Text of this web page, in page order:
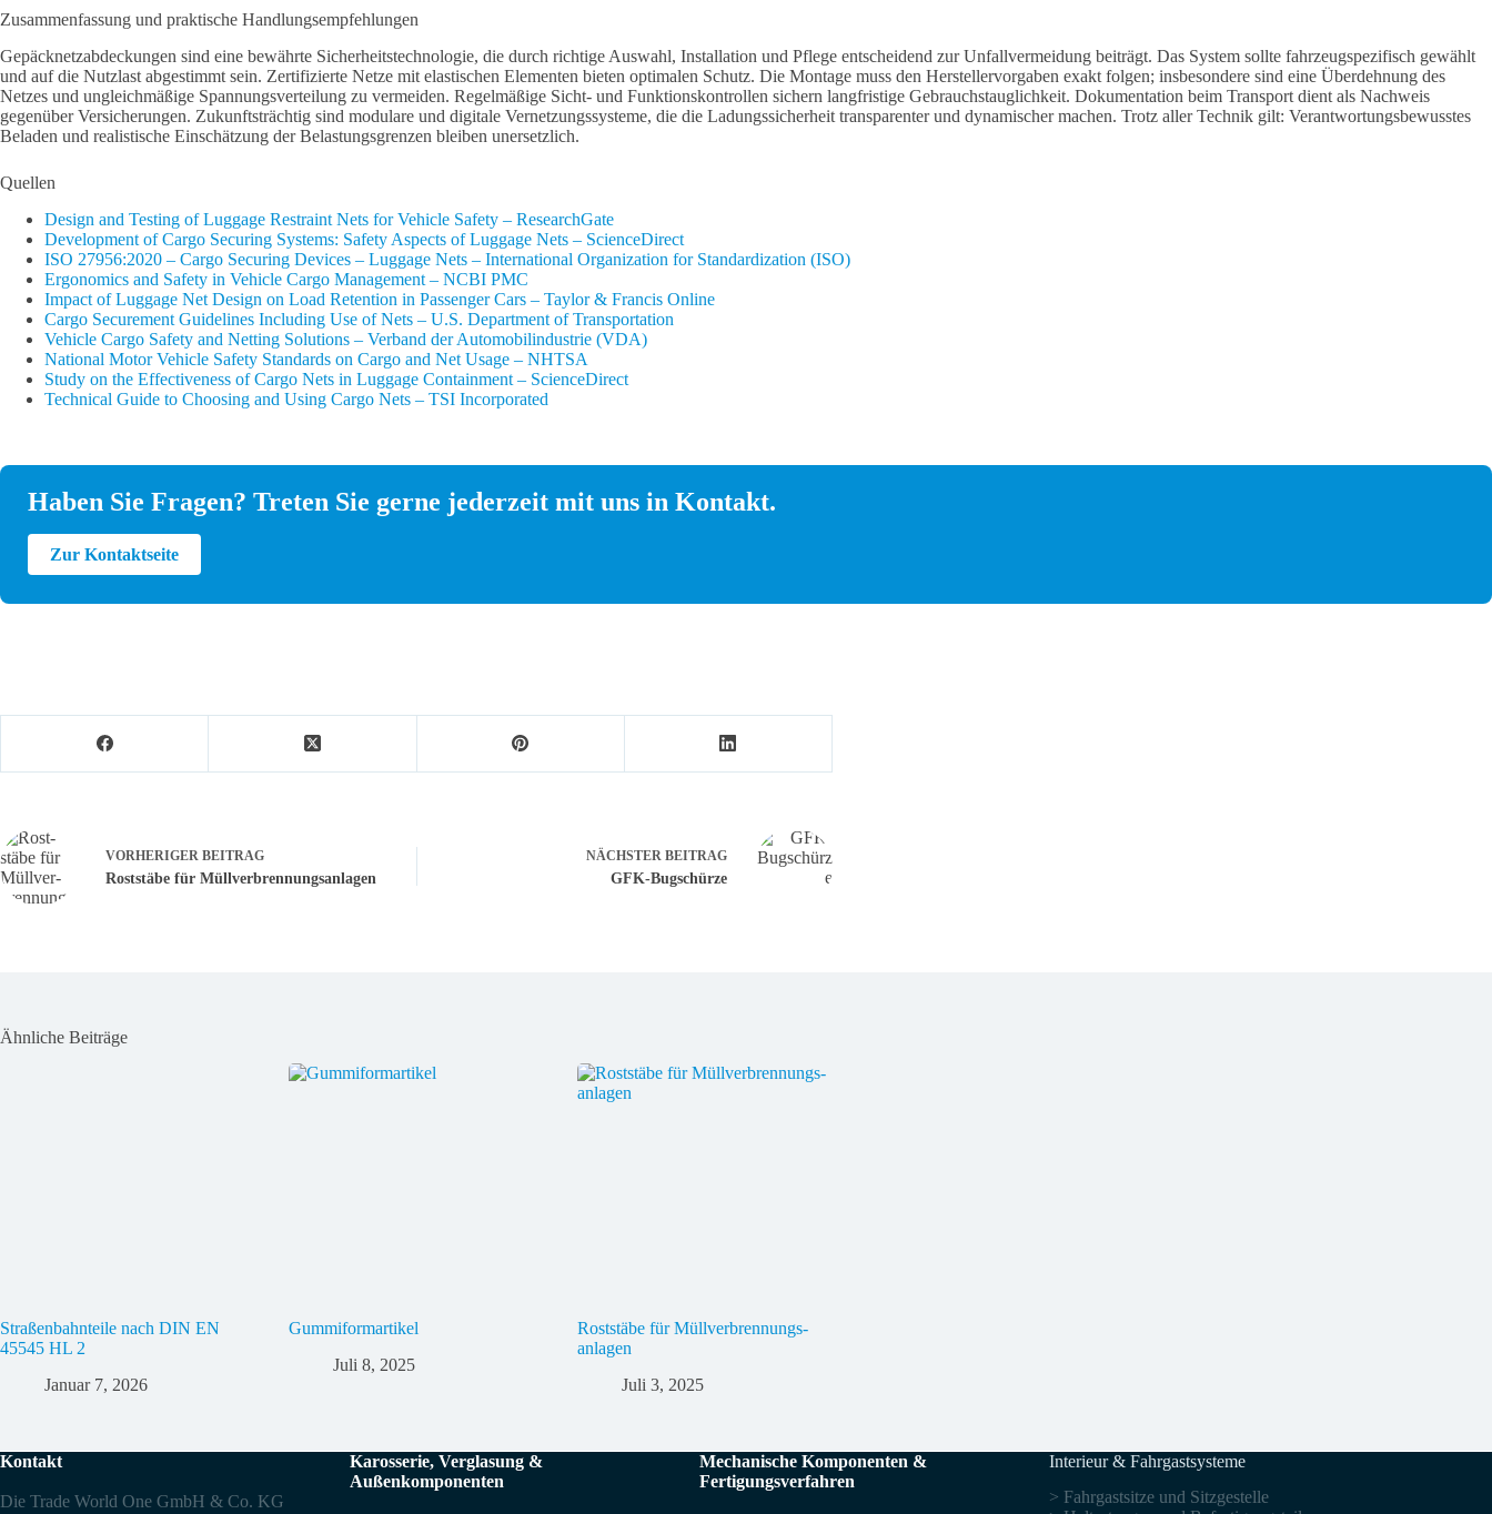
Zusammenfassung und praktische Handlungsempfehlungen
Gepäcknetzabdeckungen sind eine bewährte Sicherheitstechnologie, die durch richtige Auswahl, Installation und Pflege entscheidend zur Unfallvermeidung beiträgt. Das System sollte fahrzeugspezifisch gewählt
und auf die Nutzlast abgestimmt sein. Zertifizierte Netze mit elastischen Elementen bieten optimalen Schutz. Die Montage muss den Herstellervorgaben exakt folgen; insbesondere sind eine Überdehnung des
Netzes und ungleichmäßige Spannungsverteilung zu vermeiden. Regelmäßige Sicht- und Funktionskontrollen sichern langfristige Gebrauchstauglichkeit. Dokumentation beim Transport dient als Nachweis
gegenüber Versicherungen. Zukunftsträchtig sind modulare und digitale Vernetzungssysteme, die die Ladungssicherheit transparenter und dynamischer machen. Trotz aller Technik gilt: Verantwortungsbewusstes
Beladen und realistische Einschätzung der Belastungsgrenzen bleiben unersetzlich.
Quellen
Design and Testing of Luggage Restraint Nets for Vehicle Safety – ResearchGate
Development of Cargo Securing Systems: Safety Aspects of Luggage Nets – ScienceDirect
ISO 27956:2020 – Cargo Securing Devices – Luggage Nets – International Organization for Standardization (ISO)
Ergonomics and Safety in Vehicle Cargo Management – NCBI PMC
Impact of Luggage Net Design on Load Retention in Passenger Cars – Taylor & Francis Online
Cargo Securement Guidelines Including Use of Nets – U.S. Department of Transportation
Vehicle Cargo Safety and Netting Solutions – Verband der Automobilindustrie (VDA)
National Motor Vehicle Safety Standards on Cargo and Net Usage – NHTSA
Study on the Effectiveness of Cargo Nets in Luggage Containment – ScienceDirect
Technical Guide to Choosing and Using Cargo Nets – TSI Incorporated
Haben Sie Fragen? Treten Sie gerne jederzeit mit uns in Kontakt.
Zur Kontaktseite
VORHERIGER BEITRAG
Rost­stäbe für Müll­ver­brennungs­anlagen
NÄCHSTER BEITRAG
GFK-Bugschürze
Ähnliche Beiträge
Straßenbahnteile nach DIN EN
45545 HL 2
Januar 7, 2026
Gummiformartikel
Juli 8, 2025
Rost­stäbe für Müll­ver­brennungs­
anlagen
Juli 3, 2025
Kontakt
Die Trade World One GmbH & Co. KG
Karosserie, Verglasung &
Außenkomponenten
Mechanische Komponenten &
Fertigungsverfahren
Interieur & Fahrgastsysteme
> Fahrgastsitze und Sitzgestelle